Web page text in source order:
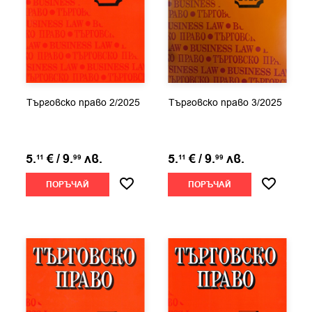
Търговско право 2/2025
5.11 €/9.99 лв.
ПОРЪЧАЙ
Търговско право 3/2025
5.11 €/9.99 лв.
ПОРЪЧАЙ